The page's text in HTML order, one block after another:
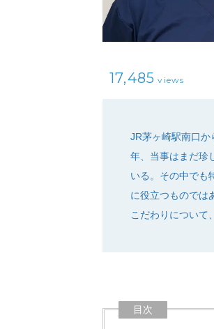
17,485 views
JR茅ヶ崎駅南口
年、当事はまだ珍
いる。その中でも
に役立つものでは
こだわりについて
目次